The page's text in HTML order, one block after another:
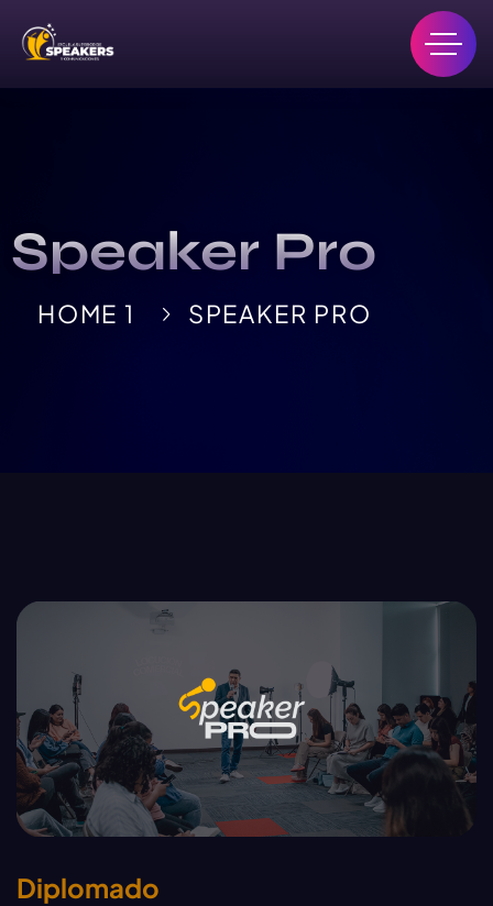
Speaker Pro
HOME 1 SPEAKER PRO
Diplomado